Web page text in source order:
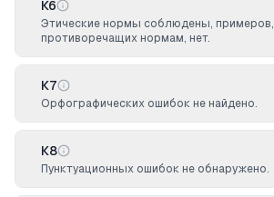
К6
Этические нормы соблюдены, примеров,
противоречащих нормам, нет.
К7
Орфографических ошибок не найдено.
К8
Пунктуационных ошибок не обнаружено.